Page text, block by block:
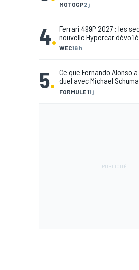
MOTOGP2 j
4. WEC16 h
Ferrari 499P 2027 : les
nouvelle Hypercar
5. FORMULE 11 j
Ce que Fernando Alonso
duel avec Michael